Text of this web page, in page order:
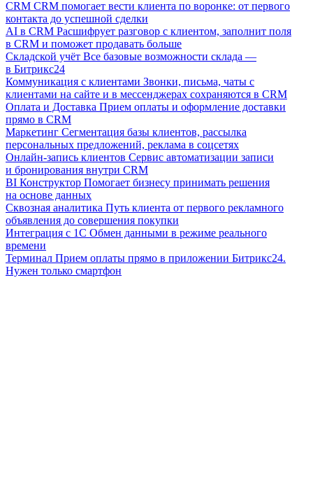
CRM CRM помогает вести клиента по воронке: от первого
контакта до успешной сделки
AI в CRM Расшифрует разговор с клиентом, заполнит поля
в CRM и поможет продавать больше
Складской учёт Все базовые возможности склада —
в Битрикс24
Коммуникация с клиентами Звонки, письма, чаты с
клиентами на сайте и в мессенджерах сохраняются в CRM
Оплата и Доставка Прием оплаты и оформление доставки
прямо в CRM
Маркетинг Сегментация базы клиентов, рассылка
персональных предложений, реклама в соцсетях
Онлайн-запись клиентов Сервис автоматизации записи
и бронирования внутри CRM
BI Конструктор Помогает бизнесу принимать решения
на основе данных
Сквозная аналитика Путь клиента от первого рекламного
объявления до совершения покупки
Интеграция с 1С Обмен данными в режиме реального
времени
Терминал Прием оплаты прямо в приложении Битрикс24.
Нужен только смартфон